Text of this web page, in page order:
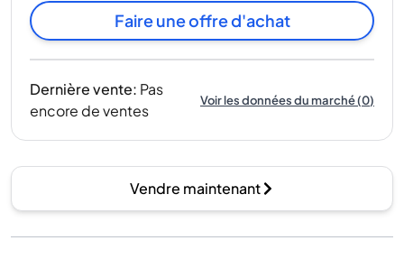
Faire une offre d'achat
Dernière vente: Pas
encore de ventes
Voir les données du marché(0)
Vendre maintenant